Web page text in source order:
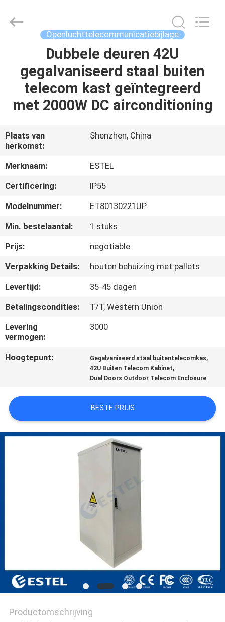
PRODUCTEN
ONS
FABRIEKSREIS
KWALITEITSCONTROLE
CONTACTEER
ONS
NIEUWS
VERZOEK
OM EEN
CITAAT
PRIVACY
POLICY
TECHNOLOGY
Openluchttelecommunicatiebijlage
Dubbele deuren 42U
gegalvaniseerd staal buiten
telecom kast geïntegreerd
met 2000W DC airconditioning
Plaats van
herkomst:
Shenzhen, China
Merknaam:
ESTEL
Certificering:
IP55
Modelnummer:
ET80130221UP
Min. bestelaantal:
1 stuks
Prijs:
negotiable
Verpakking Details:
houten behuizing met pallets
Levertijd:
35-45 dagen
Betalingscondities:
T/T, Western Union
Levering
vermogen:
3000
Hoogtepunt: Gegalvaniseerd staal buitentelecomkas,
42U Buiten Telecom Kabinet,
Dual Doors Outdoor Telecom Enclosure
BESTE PRIJS
Productomschrijving